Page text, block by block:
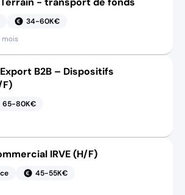
34-60K€
mois
B2B – Dispositifs
65-80K€
IRVE (H/F)
45-55K€